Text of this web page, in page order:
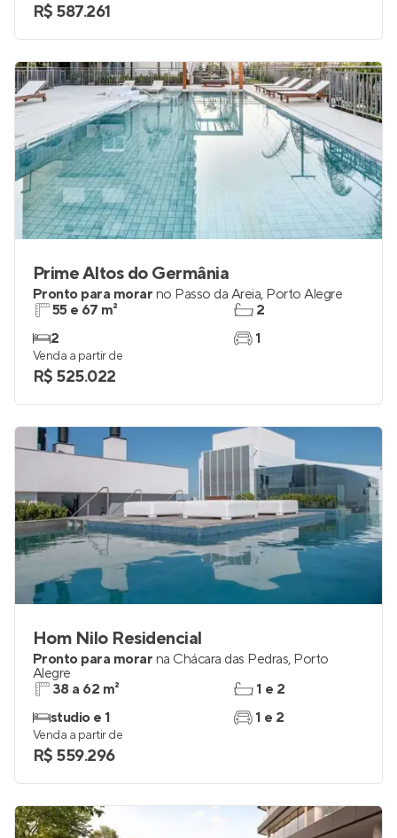
R$ 587.261
Prime Altos do Germânia
Pronto para morar no Passo da Areia, Porto Alegre
55 e 67 m²
2
2
1
Venda a partir de
R$ 525.022
Hom Nilo Residencial
Pronto para morar na Chácara das Pedras, Porto
Alegre
38 a 62 m²
studio e 1
1 e 2
1 e 2
Venda a partir de
R$ 559.296